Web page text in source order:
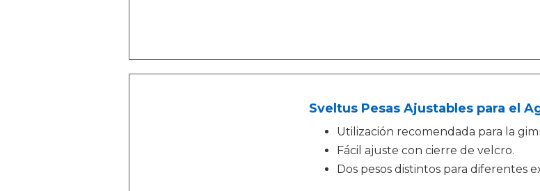
Sveltus Pesas Ajustables para el
Utilización recomendada para la
Fácil ajuste con cierre de velcro.
Dos pesos distintos para diferentes